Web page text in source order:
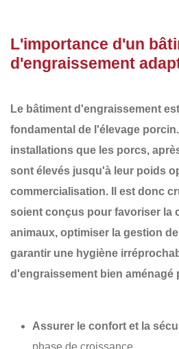
L'importance d'un
d'engraissement
Le bâtiment d'engraissement
fondamental de l'élevage
installations que les porcs,
sont élevés jusqu'à leur poids
commercialisation. Il est donc
soient conçus pour favoriser la
animaux, optimiser la gestion
garantir une hygiène
d'engraissement bien aménagé
Assurer le confort et la
phase de croissance